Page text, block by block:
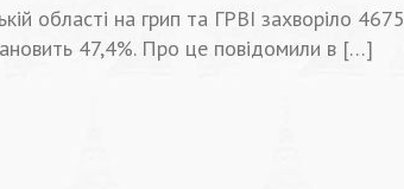
області на грип та ГРВІ захворіло 4675
47,4%. Про це повідомили в […]